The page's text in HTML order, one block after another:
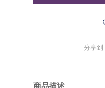
分享到
商品描述